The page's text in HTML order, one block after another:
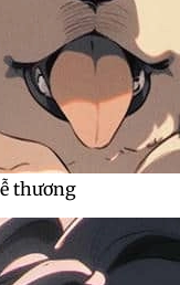
thương